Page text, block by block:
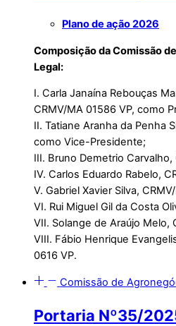
Plano de ação 2026
Composição da Comissão
Legal:
I. Carla Janaína Rebouças
CRMV/MA 01586 VP, como
II. Tatiane Aranha da Penha
como Vice-Presidente;
III. Bruno Demetrio Carvalho,
IV. Carlos Eduardo Rabelo,
V. Gabriel Xavier Silva,
VI. Rui Miguel Gil da Costa
VII. Solange de Araújo Melo,
VIII. Fábio Henrique
0616 VP.
Comissão de
Portaria Nº35/